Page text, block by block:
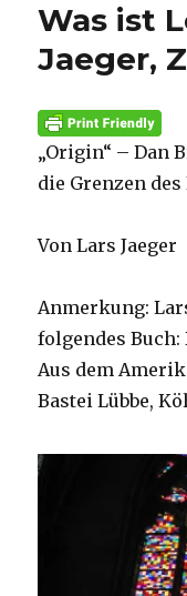
Was ist
Jaeger,
„Origin“ – Dan
die Grenzen
Von Lars Jaeger
Anmerkung:
folgendes
Aus dem
Bastei Lübbe,